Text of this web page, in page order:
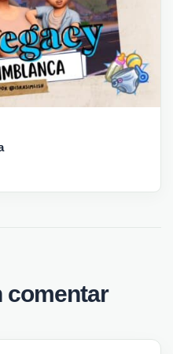
comentar